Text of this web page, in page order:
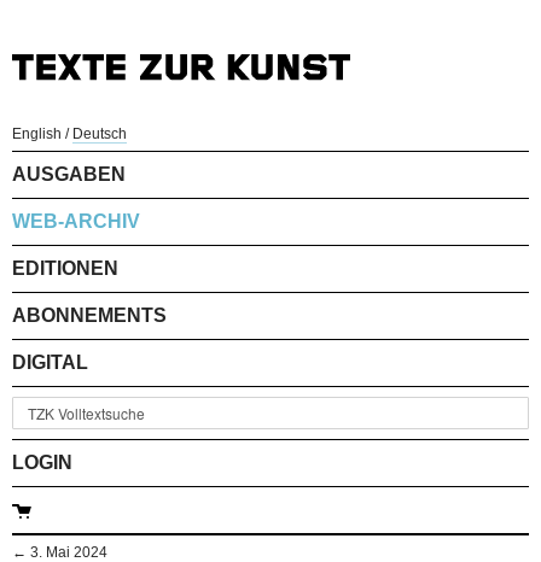
English / Deutsch
AUSGABEN
WEB-ARCHIV
EDITIONEN
ABONNEMENTS
DIGITAL
LOGIN
← 3. Mai 2024